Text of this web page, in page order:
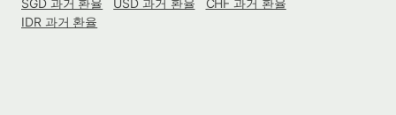
IDR 과거 환율